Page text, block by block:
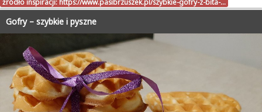
Gofry – szybkie i pyszne